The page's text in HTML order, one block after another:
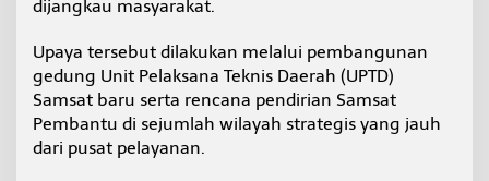
t
r
a
W
c
dijangkau masyarakat.
Upaya tersebut dilakukan melalui pembangunan
gedung Unit Pelaksana Teknis Daerah (UPTD)
Samsat baru serta rencana pendirian Samsat
Pembantu di sejumlah wilayah strategis yang jauh
dari pusat pelayanan.